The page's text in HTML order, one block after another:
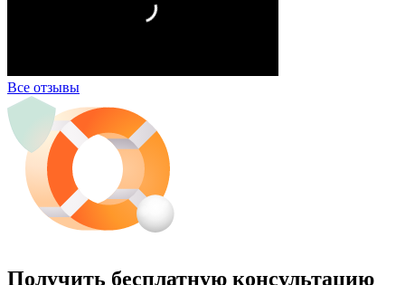
Все отзывы
Получить бесплатную консультацию